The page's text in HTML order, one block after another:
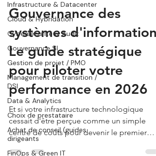
Infrastructure & Datacenter
Cloud & Hybridation
Cybersécurité & Audit
Gouvernance SI
Gestion de projet / PMO
Management de transition /
DSI
Data & Analytics
Choix de prestataire
Achat de conseil (guides
dirigeants
FinOps & Green IT
Gouvernance des
systèmes d'information :
Le guide stratégique
pour piloter votre
performance en 2026
Et si votre infrastructure technologique
cessait d'être perçue comme un simple
centre de coûts pour devenir le premier
moteur de votre croissance d'ici 2026 ?